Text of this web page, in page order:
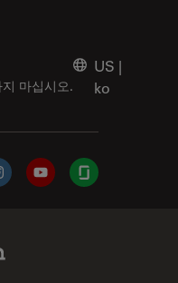
마십시오.
US |
ko
YouTubeGlassdoor